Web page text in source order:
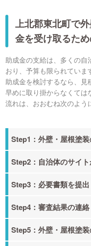
上北郡東北町で
金を受け取るた
助成金の支給は、多くの自
おり、予算も限られていま
助成金を検討するなら、見
早めに取り掛からなくて
流れは、おおむね次のよう
Step1：外壁・屋根塗
Step2：自治体のサイ
Step3：必要書類を提出
Step4：審査結果の連絡
Step5：外壁・屋根塗